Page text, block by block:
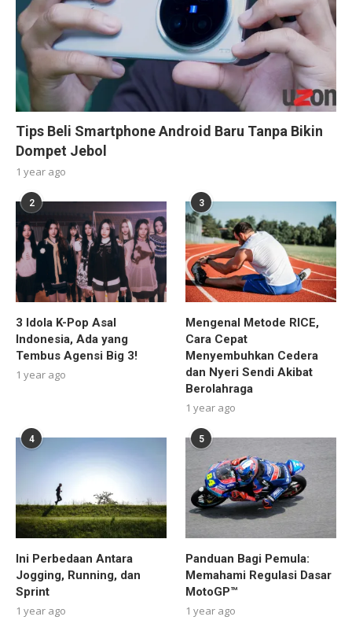
Tips Beli Smartphone Android Baru Tanpa Bikin
Dompet Jebol
1 year ago
2
3 Idola K-Pop Asal
Indonesia, Ada yang
Tembus Agensi Big 3!
1 year ago
3
Mengenal Metode RICE,
Cara Cepat
Menyembuhkan Cedera
dan Nyeri Sendi Akibat
Berolahraga
1 year ago
4
Ini Perbedaan Antara
Jogging, Running, dan
Sprint
1 year ago
5
Panduan Bagi Pemula:
Memahami Regulasi Dasar
MotoGP™
1 year ago